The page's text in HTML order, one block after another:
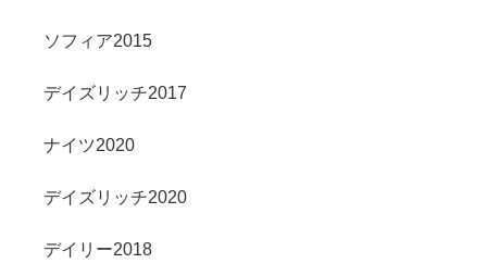
ソフィア2015
デイズリッチ2017
ナイツ2020
デイズリッチ2020
デイリー2018